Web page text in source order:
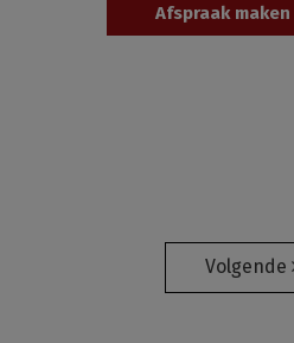
Afspraak maken
Volgende